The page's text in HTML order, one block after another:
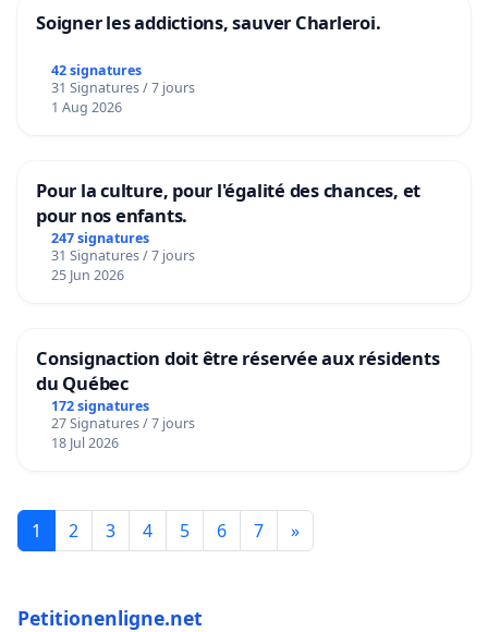
Soigner les addictions, sauver Charleroi.
42 signatures
31 Signatures / 7 jours
1 Aug 2026
Pour la culture, pour l'égalité des chances, et
pour nos enfants.
247 signatures
31 Signatures / 7 jours
25 Jun 2026
Consignaction doit être réservée aux résidents
du Québec
172 signatures
27 Signatures / 7 jours
18 Jul 2026
1 2 3 4 5 6 7 »
Petitionenligne.net